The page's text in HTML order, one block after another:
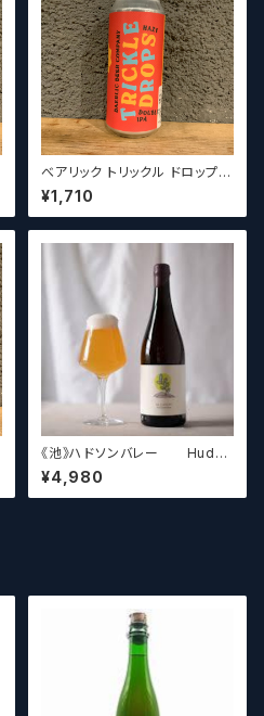
べアリック トリックル ドロップス
/ Baerlic Trickle Drops【クラ
フトビールシザーズ】
¥1,710
《池》ハドソンバレー Hudso
n Valley Blossom
¥4,980